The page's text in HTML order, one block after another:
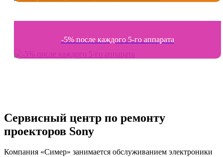
-5% после каждого 5-го аппарата
Сервисный центр по ремонту
проекторов Sony
Компания «Симер» занимается обслуживанием электроники